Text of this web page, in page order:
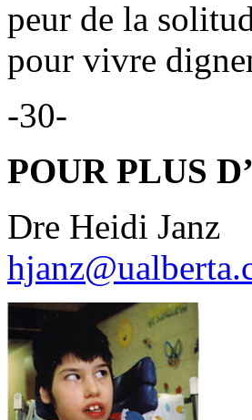
peur de la
pour vivre
-30-
POUR PLUS
Dre Heidi Janz